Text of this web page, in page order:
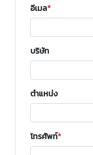
อีเมล
บริษัท
ตำแหน่ง
โทรศัพท์